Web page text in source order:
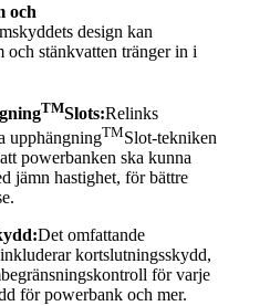
och
design kan
och stänkvatten tränger in i
TMSlots:Relinks
upphängningTMSlot-tekniken
powerbanken ska kunna
jämn hastighet, för bättre
Det omfattande
kortslutningsskydd,
för varje
för powerbank och mer.